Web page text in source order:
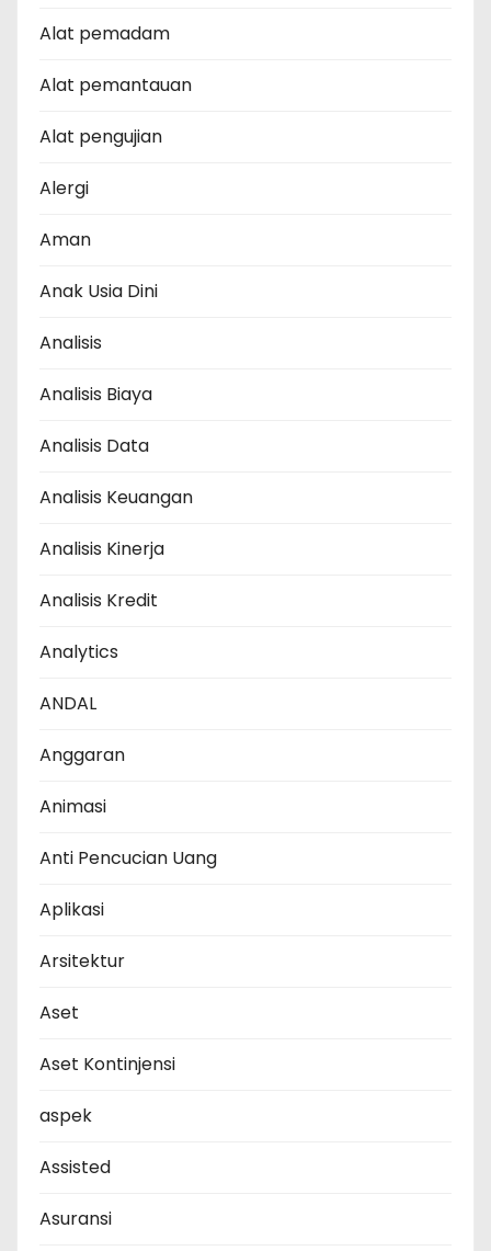
Alat pemadam
Alat pemantauan
Alat pengujian
Alergi
Aman
Anak Usia Dini
Analisis
Analisis Biaya
Analisis Data
Analisis Keuangan
Analisis Kinerja
Analisis Kredit
Analytics
ANDAL
Anggaran
Animasi
Anti Pencucian Uang
Aplikasi
Arsitektur
Aset
Aset Kontinjensi
aspek
Assisted
Asuransi